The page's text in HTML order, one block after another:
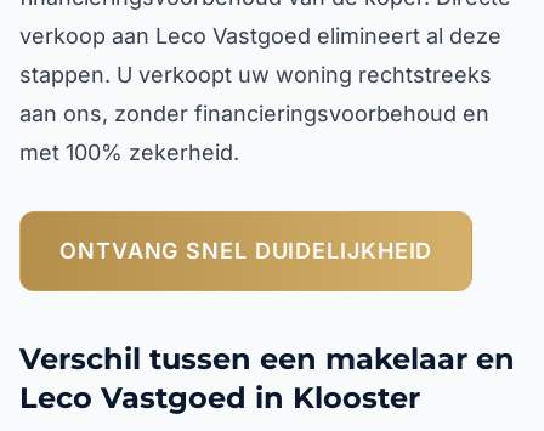
verkoop aan Leco Vastgoed elimineert al deze
stappen. U verkoopt uw woning rechtstreeks
aan ons, zonder financieringsvoorbehoud en
met 100% zekerheid.
ONTVANG SNEL DUIDELIJKHEID
Verschil tussen een makelaar en
Leco Vastgoed in Klooster